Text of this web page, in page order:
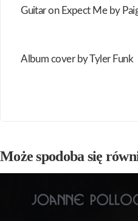
Guitar on Expect Me by
Album cover by Tyler Funk
Może spodoba się